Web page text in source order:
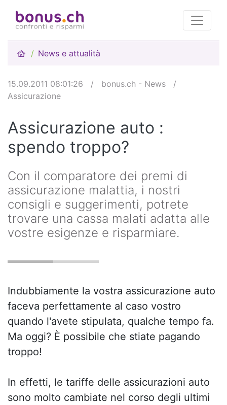
News e attualità
15.09.2011 08:01:26 / bonus.ch - News
/
Assicurazione
Assicurazione auto :
spendo troppo?
Con il comparatore dei premi di
assicurazione malattia, i nostri
consigli e suggerimenti, potrete
trovare una cassa malati adatta alle
vostre esigenze e risparmiare.
Indubbiamente la vostra assicurazione auto
faceva perfettamente al caso vostro
quando l'avete stipulata, qualche tempo fa.
Ma oggi? È possibile che stiate pagando
troppo!
In effetti, le tariffe delle assicurazioni auto
sono molto cambiate nel corso degli ultimi